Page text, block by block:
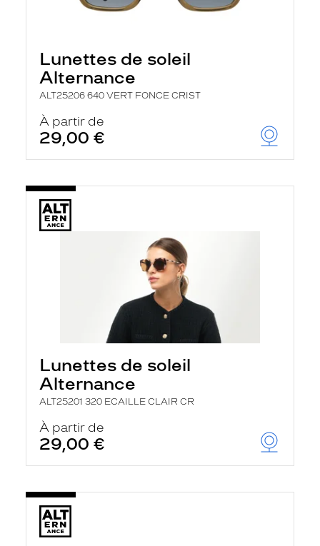
Lunettes de soleil
Alternance
ALT25206 640 VERT FONCE CRIST
À partir de
29,00 €
Lunettes de soleil
Alternance
ALT25201 320 ECAILLE CLAIR CR
À partir de
29,00 €